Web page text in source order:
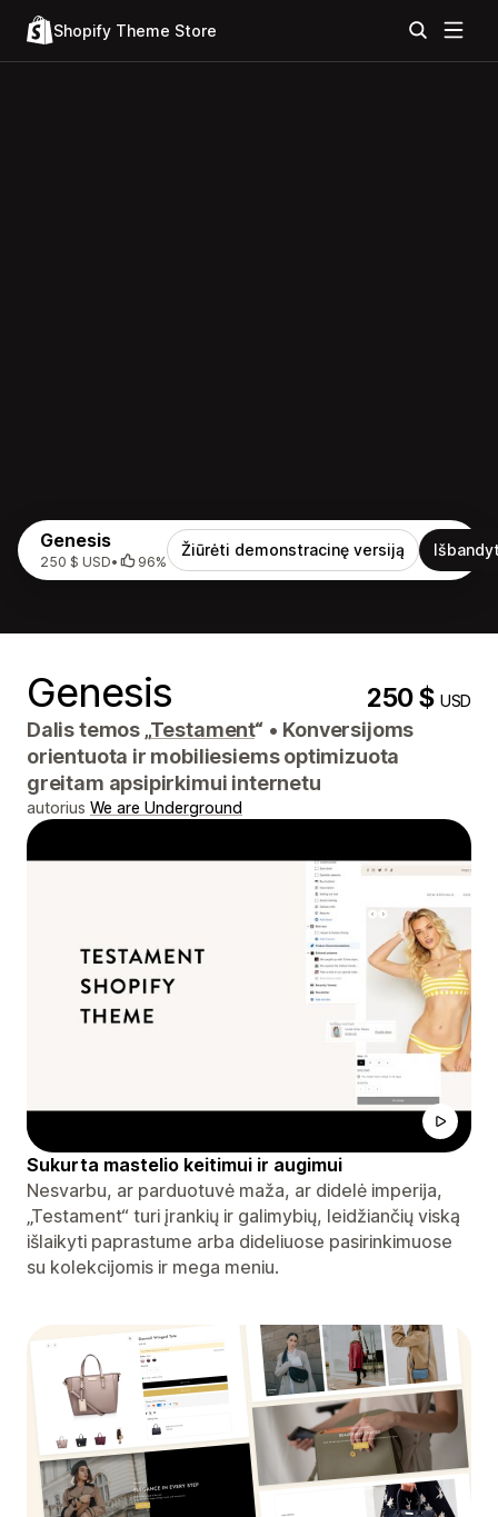
Shopify Theme Store
Genesis
250 $ USD• 96%
Žiūrėti demonstracinę versiją
Genesis 250 $USD
Dalis temos „Testament“ • Konversijoms
orientuota ir mobiliesiems optimizuota
greitam apsipirkimui internetu
autorius We are Underground
Sukurta mastelio keitimui ir augimui
Nesvarbu, ar parduotuvė maža, ar didelė imperija,
„Testament“ turi įrankių ir galimybių, leidžiančių viską
išlaikyti paprastume arba dideliuose pasirinkimuose
su kolekcijomis ir mega meniu.